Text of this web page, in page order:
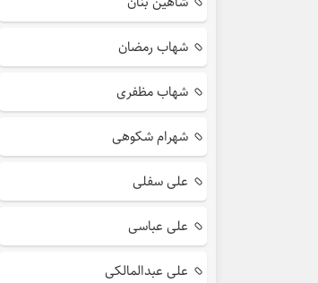
شهاب رمضان
شهاب مظفری
شهرام شکوهی
علی سفلی
علی عباسی
علی عبدالمالکی